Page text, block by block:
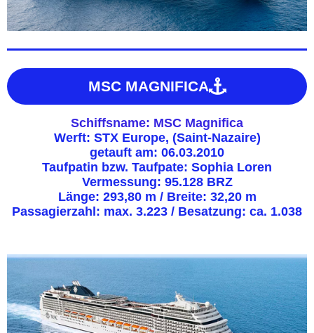
MSC MAGNIFICA
Schiffsname: MSC Magnifica
Werft: STX Europe, (Saint-Nazaire)
getauft am: 06.03.2010
Taufpatin bzw. Taufpate: Sophia Loren
Vermessung: 95.128 BRZ
Länge: 293,80 m / Breite: 32,20 m
Passagierzahl: max. 3.223 / Besatzung: ca. 1.038